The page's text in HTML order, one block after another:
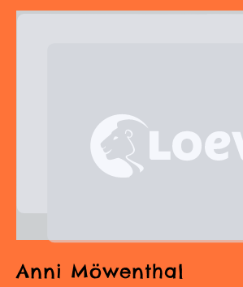
Anni Möwenthal